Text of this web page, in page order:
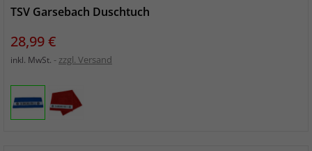
TSV Garsebach Duschtuch
Preis
28,99 €
inkl. MwSt. zzgl. Versand